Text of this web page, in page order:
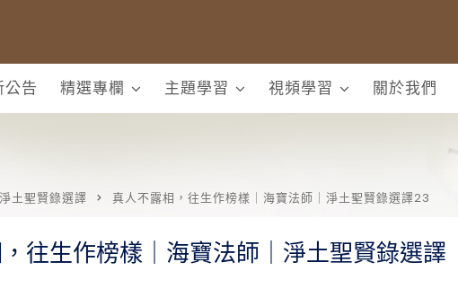
公告 精選專欄 主題學習 視頻學習 關於我們
淨土聖賢錄選譯 真人不露相，往生作榜樣｜海寶法師｜淨土聖賢錄選譯23
往生作榜樣｜海寶法師｜淨土聖賢錄選譯